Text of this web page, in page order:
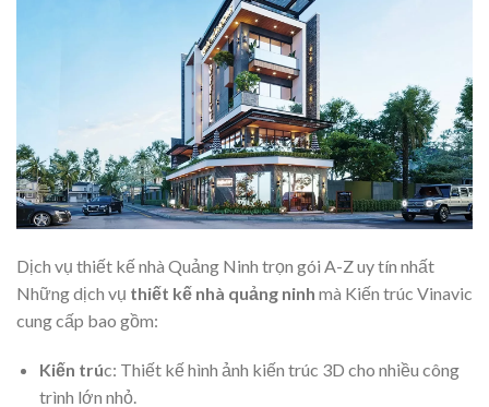
Dịch vụ thiết kế nhà Quảng Ninh trọn gói A-Z uy tín nhất
Những dịch vụ thiết kế nhà quảng ninh mà Kiến trúc Vinavic
cung cấp bao gồm:
Kiến trúc: Thiết kế hình ảnh kiến trúc 3D cho nhiều công
trình lớn nhỏ.